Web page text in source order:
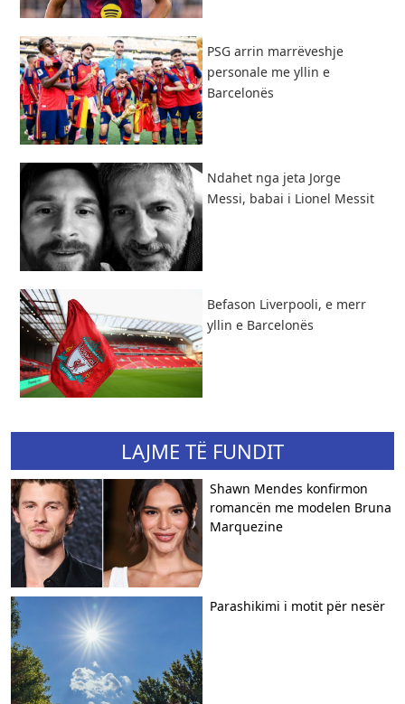
PSG arrin marrëveshje
personale me yllin e
Barcelonës
Ndahet nga jeta Jorge
Messi, babai i Lionel Messit
Befason Liverpooli, e merr
yllin e Barcelonës
LAJME TË FUNDIT
Shawn Mendes konfirmon
romancën me modelen Bruna
Marquezine
Parashikimi i motit për nesër